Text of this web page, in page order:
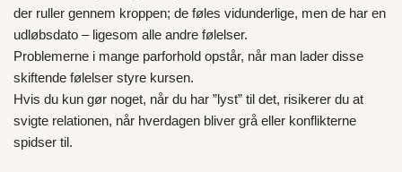
der ruller gennem kroppen; de føles vidunderlige, men de har en
udløbsdato – ligesom alle andre følelser.
Problemerne i mange parforhold opstår, når man lader disse
skiftende følelser styre kursen.
Hvis du kun gør noget, når du har ”lyst” til det, risikerer du at
svigte relationen, når hverdagen bliver grå eller konflikterne
spidser til.